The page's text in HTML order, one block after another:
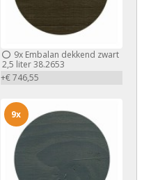
9xEmbalan dekkend zwart
2,5 liter 38.2653
+€ 746,55
9x